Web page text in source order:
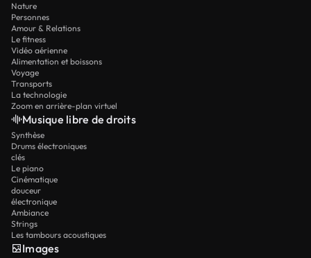
Nature
Personnes
Amour & Relations
Le fitness
Vidéo aérienne
Alimentation et boissons
Voyage
Transports
La technologie
Zoom en arrière-plan virtuel
Musique libre de droits
Synthèse
Drums électroniques
clés
Le piano
Cinématique
douceur
électronique
Ambiance
Strings
Les tambours acoustiques
Images